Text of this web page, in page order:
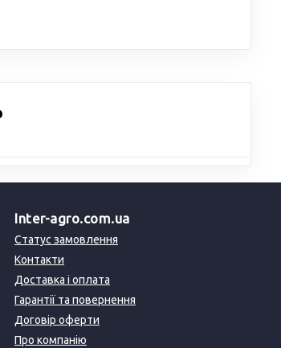
Inter-agro.com.ua
Статус замовлення
Контакти
Доставка і оплата
Гарантії та повернення
Договір оферти
Про компанію